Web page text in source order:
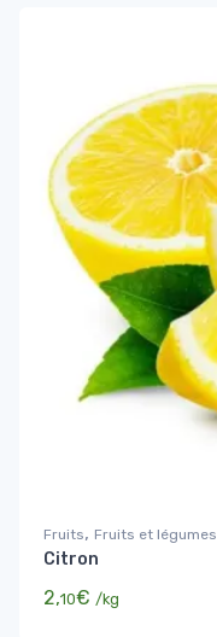
Fruits, Fruits et légumes
Citron
2,10€ /kg